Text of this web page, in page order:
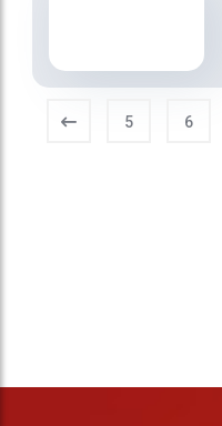
5 6